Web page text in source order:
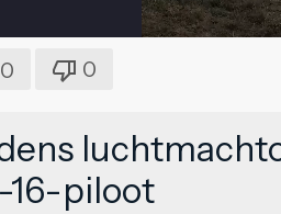
0 0
16-piloot